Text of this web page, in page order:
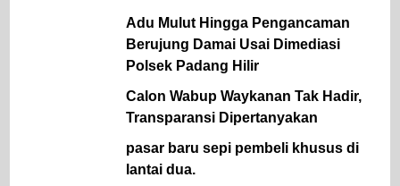
Adu Mulut Hingga Pengancaman
Berujung Damai Usai Dimediasi
Polsek Padang Hilir
Calon Wabup Waykanan Tak Hadir,
Transparansi Dipertanyakan
pasar baru sepi pembeli khusus di
lantai dua.